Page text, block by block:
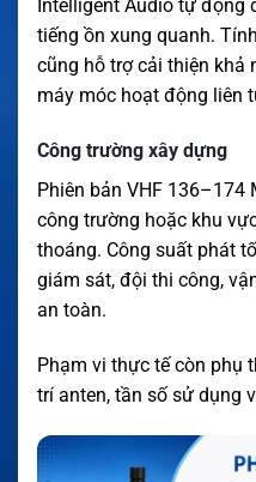
Intelligent Audio tự
tiếng ồn xung quanh.
cũng hỗ trợ cải thiện khả
máy móc hoạt động liên
Công trường xây dựng
Phiên bản VHF 136–174
công trường hoặc khu
thoáng. Công suất phát
giám sát, đội thi công,
an toàn.
Phạm vi thực tế còn phụ
trí anten, tần số sử dụng